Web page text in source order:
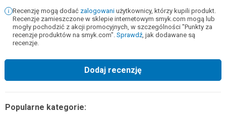
Recenzję mogą dodać zalogowani użytkownicy, którzy kupili produkt.
Recenzje zamieszczone w sklepie internetowym smyk.com mogą lub
mogły pochodzić z akcji promocyjnych, w szczególności "Punkty za
recenzje produktów na smyk.com". Sprawdź, jak dodawane są
recenzje.
Dodaj recenzję
Popularne kategorie: